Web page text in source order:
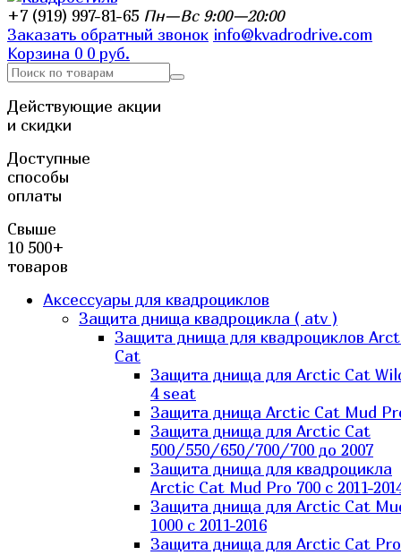
+7 (919) 997-81-65 Пн—Вс 9:00—20:00
Заказать обратный звонок info@kvadrodrive.com
Корзина 0 0 руб.
Действующие акции
и скидки
Доступные
способы
оплаты
Свыше
10 500+
товаров
Аксессуары для квадроциклов
Защита днища квадроцикла ( atv )
Защита днища для квадроциклов
Cat
Защита днища для Arctic Cat
4 seat
Защита днища Arctic Cat Mud
Защита днища для Arctic Cat
500/550/650/700/700 до 2007
Защита днища для квадроцикла
Arctic Cat Mud Pro 700 с 2011-
Защита днища для Arctic Cat
1000 c 2011-2016
Защита днища для Arctic Cat